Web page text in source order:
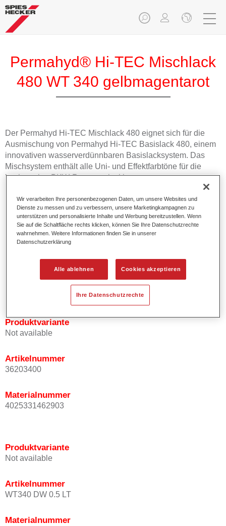
Permahyd® Hi-TEC Mischlack
480 WT 340 gelbmagentarot
Der Permahyd Hi-TEC Mischlack 480 eignet sich für die
Ausmischung von Permahyd Hi-TEC Basislack 480, einem
innovativen wasserverdünnbaren Basislacksystem. Das
Mischsystem enthält alle Uni- und Effektfarbtöne für die
hochwertige PKW-Reparaturlackierung.
Produktmerkmale
Einfach und schnell zu verarbeiten.
Bietet eine hohe Farbtongenauigkeit und gleichmäßige
Effektausrichtung.
Fördert kurze Prozesszeiten.
Ermöglicht einfaches und sicheres Einlackieren.
Kann variabel eingesetzt werden, z.B. für Innenraum-,
Mehrschicht- und Mehrfarbenlackierungen.
Produktvariante
Not available
Artikelnummer
36203400
Materialnummer
4025331462903
Produktvariante
Not available
Artikelnummer
WT340 DW 0.5 LT
Materialnummer
Wir verarbeiten Ihre personenbezogenen Daten, um unsere Websites und
Dienste zu messen und zu verbessern, unsere Marketingkampagnen zu
unterstützen und personalisierte Inhalte und Werbung bereitzustellen. Wenn
Sie auf die Schaltfläche rechts klicken, können Sie Ihre Datenschutzrechte
wahrnehmen. Weitere Informationen finden Sie in unserer
Datenschutzerklärung
Alle ablehnen Cookies akzeptieren
Ihre Datenschutzrechte